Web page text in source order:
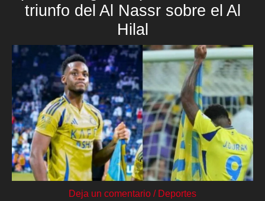
triunfo del Al Nassr sobre el Al
Hilal
Deja un comentario / Deportes